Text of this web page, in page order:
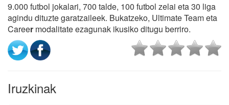
9.000 futbol jokalari, 700 talde, 100 futbol zelai eta 30 liga
agindu dituzte garatzaileek. Bukatzeko, Ultimate Team eta
Career modalitate ezagunak ikusiko ditugu berriro.
Iruzkinak